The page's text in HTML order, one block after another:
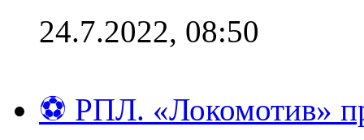
24.7.2022, 08:50
⚽ РПЛ. «Локомотив»